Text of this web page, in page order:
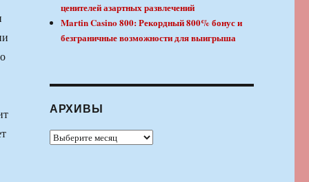
ценителей азартных развлечений
Martin Casino 800: Рекордный 800% бонус и
безграничные возможности для выигрыша
АРХИВЫ
Архивы